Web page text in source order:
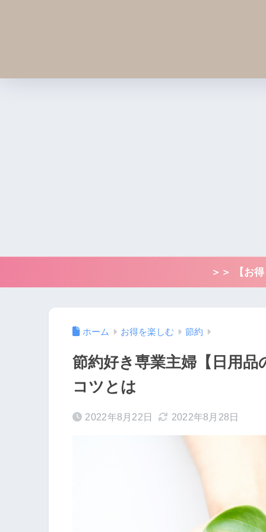
＞＞ 【お
ホーム お得を楽しむ 節約
節約好き専業主婦【日用
コツとは
2022年8月22日 2022年8月28日